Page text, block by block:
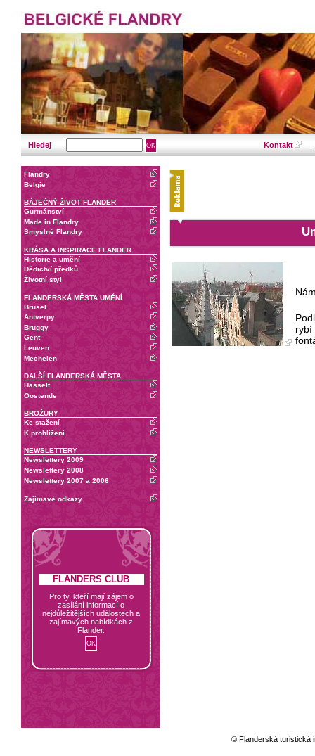
Hledej Kontakt
Flandry
Belgie
BÁJEČNÝ ŽIVOT FLANDER
Gurmánství
Made in Flandry
Smyslné Flandry
KRÁSA A INSPIRACE FLANDER
Historie a umění
Dědictví předků
Životní styl
FLANDERSKÁ MĚSTA UMĚNÍ
Brusel
Antverpy
Bruggy
Gent
Leuven
Mechelen
DALŠÍ FLANDERSKÁ MĚSTA
Hasselt
Oostende
BROŽURY
Ke stažení
K prohlížení
NEWSLETTERY
Newslettery 2009
Newslettery 2008
Newslettery 2007 a 2006
Zajímavé odkazy
FLANDERS CLUB
Pro ty, kteří mají zájem o
zasílání informací o
nejdůležitějších událostech a
zajímavých nabídkách z
Flander.
rybí
© Flanderská turistická